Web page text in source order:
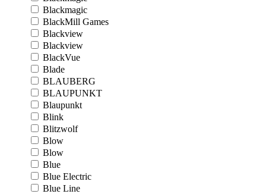
Blackmagic
BlackMill Games
Blackview
Blackview
BlackVue
Blade
BLAUBERG
BLAUPUNKT
Blaupunkt
Blink
Blitzwolf
Blow
Blow
Blue
Blue Electric
Blue Line